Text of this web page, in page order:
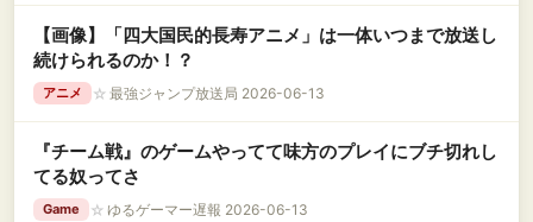
【画像】「四大国民的長寿アニメ」は一体いつまで放送し
続けられるのか！？
アニメ ☆ 最強ジャンプ放送局 2026-06-13
『チーム戦』のゲームやってて味方のプレイにブチ切れし
てる奴ってさ
Game ☆ ゆるゲーマー遅報 2026-06-13